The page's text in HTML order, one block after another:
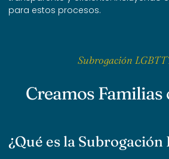
para estos procesos.
Subrogación
Creamos
¿Qué es la Subrogación